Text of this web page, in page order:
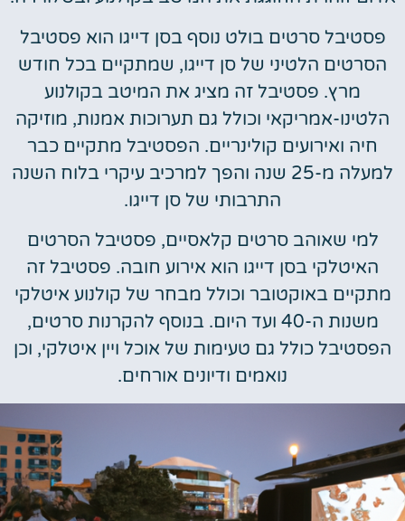
פסטיבל סרטים בולט נוסף בסן דייגו הוא פסטיבל
הסרטים הלטיני של סן דייגו, שמתקיים בכל חודש
מרץ. פסטיבל זה מציג את המיטב בקולנוע
הלטינו-אמריקאי וכולל גם תערוכות אמנות, מוזיקה
חיה ואירועים קולינריים. הפסטיבל מתקיים כבר
למעלה מ-25 שנה והפך למרכיב עיקרי בלוח השנה
התרבותי של סן דייגו.
למי שאוהב סרטים קלאסיים, פסטיבל הסרטים
האיטלקי בסן דייגו הוא אירוע חובה. פסטיבל זה
מתקיים באוקטובר וכולל מבחר של קולנוע איטלקי
משנות ה-40 ועד היום. בנוסף להקרנות סרטים,
הפסטיבל כולל גם טעימות של אוכל ויין איטלקי, וכן
נואמים ודיונים אורחים.